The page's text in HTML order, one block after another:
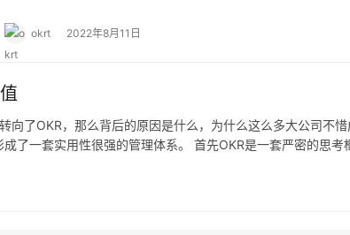
开，鼓励互相评论。 自上而下：OKR不仅有自上而下规
上主动申报。 脱钩绩效：OKR 评分结果与绩效奖惩无
okrt 2022年8月11日
向了OKR，那么背后的原因是什么，为什么这么多大公司不
了一套实用性很强的管理体系。 首先OKR是一套严密的思考